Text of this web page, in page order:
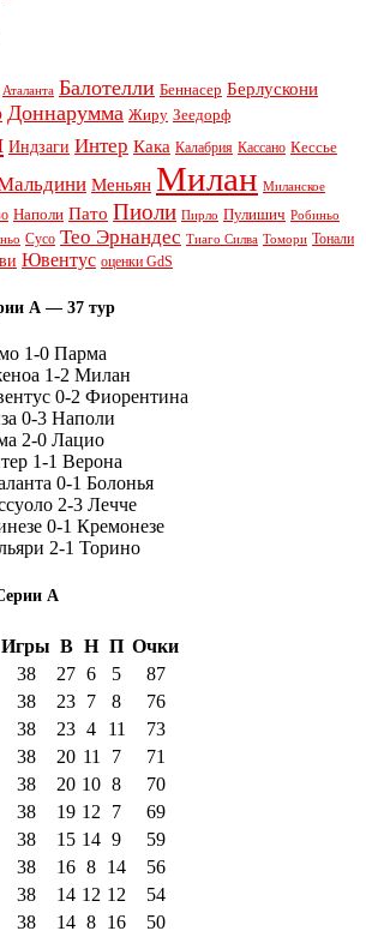
Аталанта Балотелли Беннасер Берлускони
Доннарумма Жиру Зеедорф
Индзаги Интер Кака Калабрия Кассано Кессье
Меньян Милан Миланское
Наполи Пато Пиоли Пирло Пулишич Робиньо
Сусо Тео Эрнандес Тиаго Силва Томори Тонали
Ювентус оценки GdS
А — 37 тур
1-0 Парма
1-2 Милан
0-2 Фиорентина
0-3 Наполи
2-0 Лацио
1-1 Верона
0-1 Болонья
2-3 Лечче
0-1 Кремонезе
2-1 Торино
А
Игры В Н П Очки
38 27 6 5
87
38 23 7 8
76
38 23 4 11
73
38 20 11 7
71
38 20 10 8
70
38 19 12 7
69
38 15 14 9
59
38 16 8 14
56
38 14 12 12
54
38 14 8 16
50